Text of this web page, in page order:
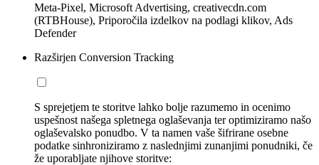
Meta-Pixel, Microsoft Advertising, creativecdn.com
(RTBHouse), Priporočila izdelkov na podlagi klikov, Ads
Defender
Razširjen Conversion Tracking
S sprejetjem te storitve lahko bolje razumemo in ocenimo
uspešnost našega spletnega oglaševanja ter optimiziramo našo
oglaševalsko ponudbo. V ta namen vaše šifrirane osebne
podatke sinhroniziramo z naslednjimi zunanjimi ponudniki, če
že uporabljate njihove storitve: